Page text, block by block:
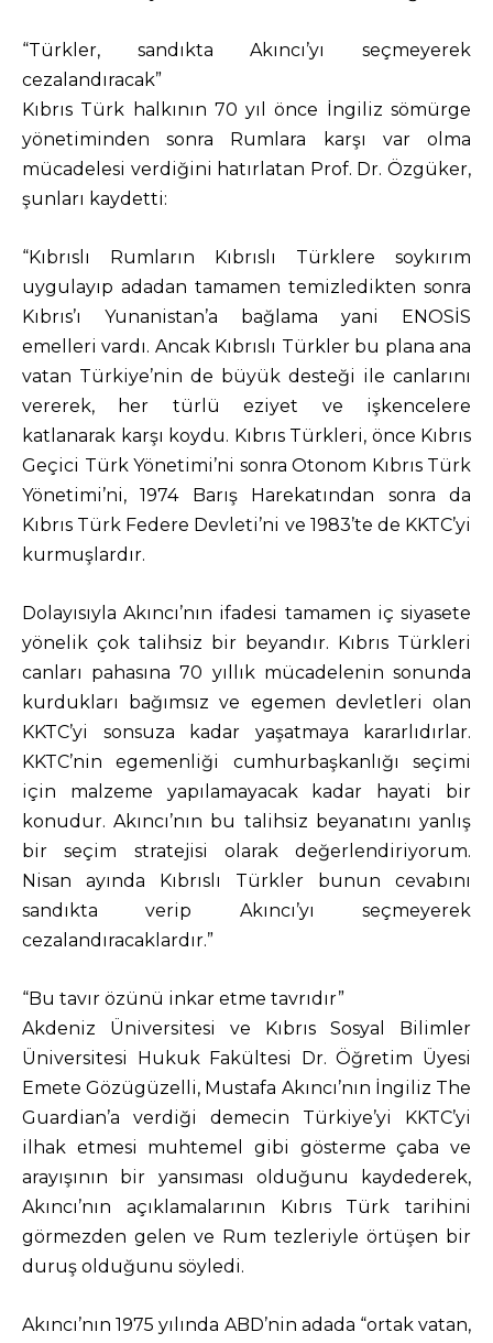
“Türkler, sandıkta Akıncı’yı seçmeyerek
cezalandıracak”
Kıbrıs Türk halkının 70 yıl önce İngiliz sömürge
yönetiminden sonra Rumlara karşı var olma
mücadelesi verdiğini hatırlatan Prof. Dr. Özgüker,
şunları kaydetti:
“Kıbrıslı Rumların Kıbrıslı Türklere soykırım
uygulayıp adadan tamamen temizledikten sonra
Kıbrıs’ı Yunanistan’a bağlama yani ENOSİS
emelleri vardı. Ancak Kıbrıslı Türkler bu plana ana
vatan Türkiye’nin de büyük desteği ile canlarını
vererek, her türlü eziyet ve işkencelere
katlanarak karşı koydu. Kıbrıs Türkleri, önce Kıbrıs
Geçici Türk Yönetimi’ni sonra Otonom Kıbrıs Türk
Yönetimi’ni, 1974 Barış Harekatından sonra da
Kıbrıs Türk Federe Devleti’ni ve 1983’te de KKTC’yi
kurmuşlardır.
Dolayısıyla Akıncı’nın ifadesi tamamen iç siyasete
yönelik çok talihsiz bir beyandır. Kıbrıs Türkleri
canları pahasına 70 yıllık mücadelenin sonunda
kurdukları bağımsız ve egemen devletleri olan
KKTC’yi sonsuza kadar yaşatmaya kararlıdırlar.
KKTC’nin egemenliği cumhurbaşkanlığı seçimi
için malzeme yapılamayacak kadar hayati bir
konudur. Akıncı’nın bu talihsiz beyanatını yanlış
bir seçim stratejisi olarak değerlendiriyorum.
Nisan ayında Kıbrıslı Türkler bunun cevabını
sandıkta verip Akıncı’yı seçmeyerek
cezalandıracaklardır.”
“Bu tavır özünü inkar etme tavrıdır”
Akdeniz Üniversitesi ve Kıbrıs Sosyal Bilimler
Üniversitesi Hukuk Fakültesi Dr. Öğretim Üyesi
Emete Gözügüzelli, Mustafa Akıncı’nın İngiliz The
Guardian’a verdiği demecin Türkiye’yi KKTC’yi
ilhak etmesi muhtemel gibi gösterme çaba ve
arayışının bir yansıması olduğunu kaydederek,
Akıncı’nın açıklamalarının Kıbrıs Türk tarihini
görmezden gelen ve Rum tezleriyle örtüşen bir
duruş olduğunu söyledi.
Akıncı’nın 1975 yılında ABD’nin adada “ortak vatan,